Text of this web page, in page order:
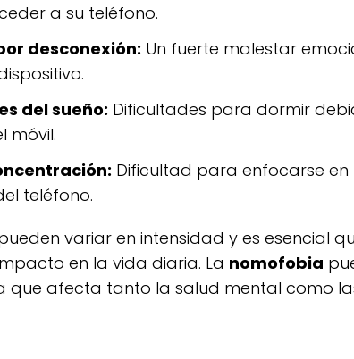
a su teléfono.
desconexión: Un fuerte malestar
del sueño: Dificultades para dormir
móvil.
Dificultad para enfocarse en
teléfono.
variar en intensidad y es esencial
en la vida diaria. La nomofobia
que afecta tanto la salud mental como